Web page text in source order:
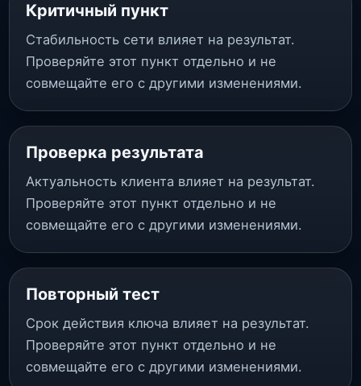
Критичный пункт
Стабильность сети влияет на результат.
Проверяйте этот пункт отдельно и не
совмещайте его с другими изменениями.
Проверка результата
Актуальность клиента влияет на результат.
Проверяйте этот пункт отдельно и не
совмещайте его с другими изменениями.
Повторный тест
Срок действия ключа влияет на результат.
Проверяйте этот пункт отдельно и не
совмещайте его с другими изменениями.